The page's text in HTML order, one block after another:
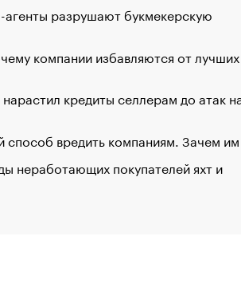
разрушают букмекерскую
компании избавляются от лучших
кредиты селлерам до атак
способ вредить компаниям. Зачем
неработающих покупателей яхт и